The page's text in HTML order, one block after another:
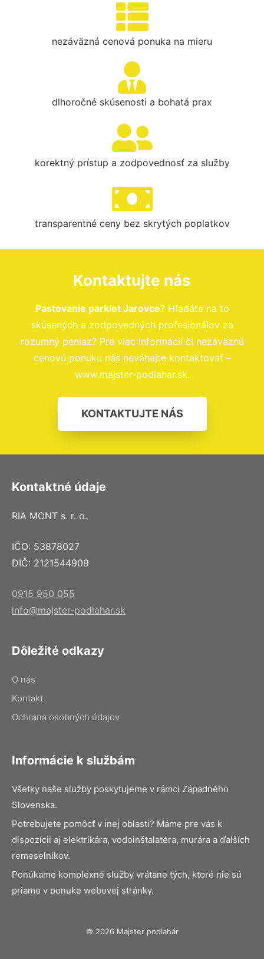
nezáväzná cenová ponuka na mieru
dlhoročné skúsenosti a bohatá prax
korektný prístup a zodpovednosť za služby
transparentné ceny bez skrytých poplatkov
Kontaktujte nás
Pastovanie parkiet Jarovce? Hľadáte na to
skúsených a zodpovedných profesionálov za
rozumný peniaz? Pre viac informácií či nezáväznú
cenovú ponuku nás neváhajte kontaktovať –
www.majster-podlahar.sk.
KONTAKTUJTE NÁS
Kontaktné údaje
RIA MONT s. r. o.
IČO: 53878027
DIČ: 2121544909
0915 950 055
info@majster-podlahar.sk
Dôležité odkazy
O nás
Kontakt
Ochrana osobných údajov
Informácie k službám
Všetky naše služby poskytujeme v rámci Západného
Slovenska.
Potrebujete pomôcť v inej oblasti? Máme pre vás k
dispozícii aj elektrikára, vodoinštalatéra, murára a ďalších
remeselníkov.
Ponúkame komplexné služby vrátane tých, ktoré nie sú
priamo v ponuke webovej stránky.
© 2026 Majster podlahár